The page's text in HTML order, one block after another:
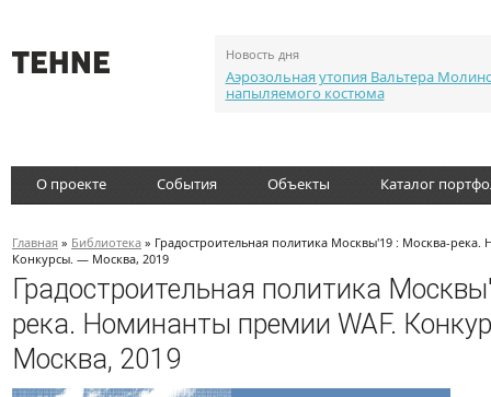
Новость дня
Аэрозольная утопия Вальтера
напыляемого костюма
О проекте События Объекты Каталог
Главная » Библиотека » Градостроительная политика Москвы'19 : Москва-
Конкурсы. — Москва, 2019
Градостроительная политика
река. Номинанты премии WAF.
Москва, 2019